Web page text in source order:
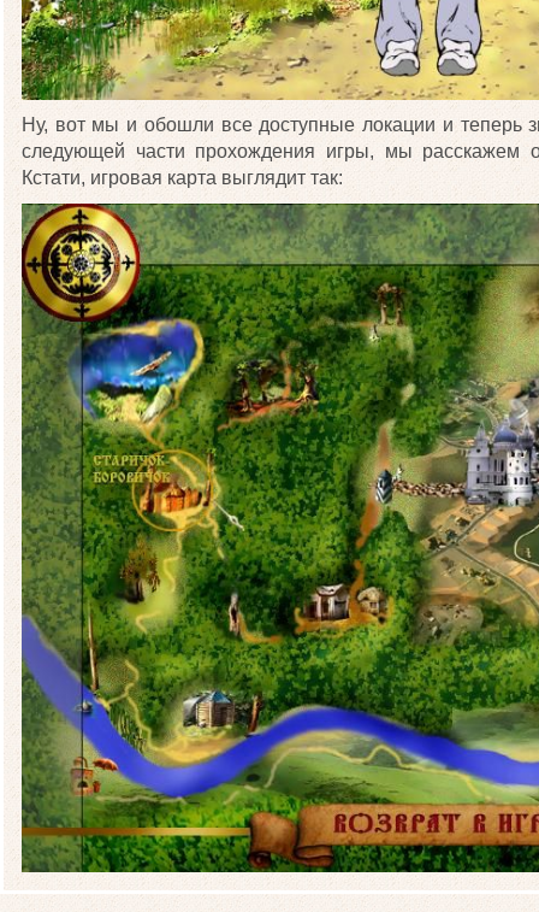
Ну, вот мы и обошли все доступные локации и теперь
следующей части прохождения игры, мы расскажем
Кстати, игровая карта выглядит так: